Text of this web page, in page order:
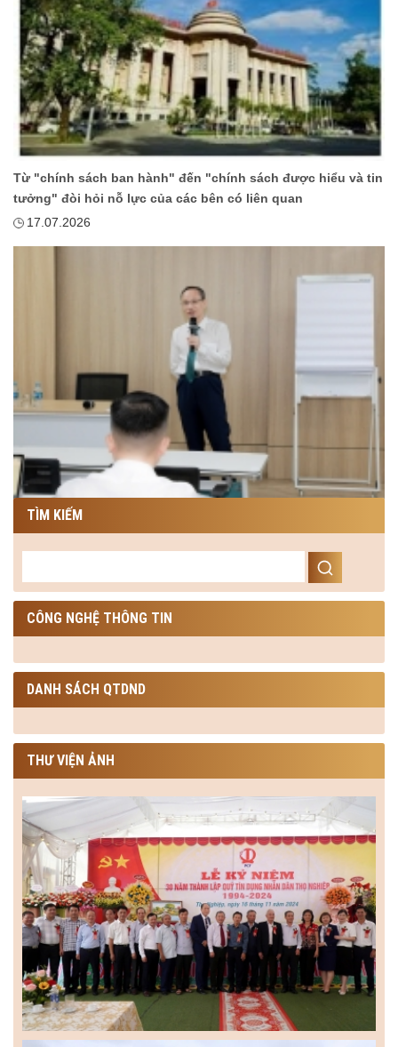
Từ "chính sách ban hành" đến "chính sách được hiểu và tin
tưởng" đòi hỏi nỗ lực của các bên có liên quan
17.07.2026
TÌM KIẾM
CÔNG NGHỆ THÔNG TIN
DANH SÁCH QTDND
THƯ VIỆN ẢNH